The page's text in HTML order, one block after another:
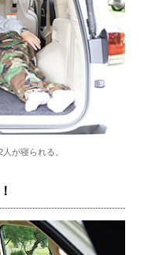
が寝られる。